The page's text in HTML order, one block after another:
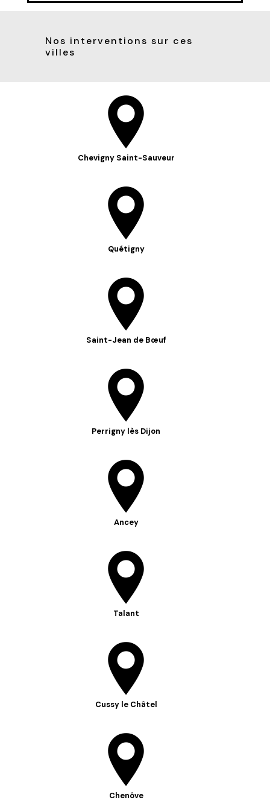
Nos interventions sur ces
villes
Chevigny Saint-Sauveur
Quétigny
Saint-Jean de Bœuf
Perrigny lès Dijon
Ancey
Talant
Cussy le Châtel
Chenôve